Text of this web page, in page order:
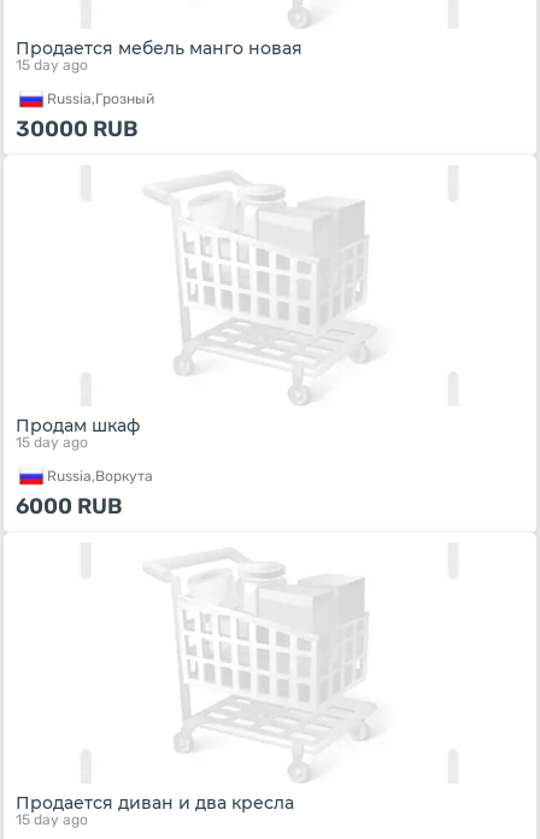
Продается мебель манго новая
15 day ago
Russia,Грозный
30000 RUB
Продам шкаф
15 day ago
Russia,Воркута
6000 RUB
Продается диван и два кресла
15 day ago